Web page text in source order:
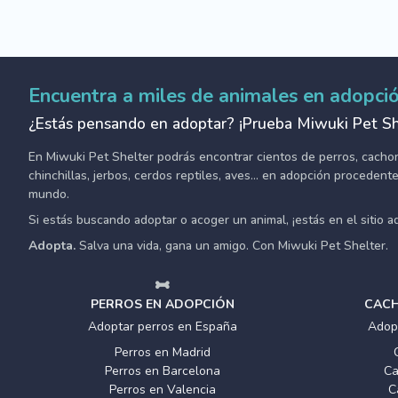
Encuentra a miles de animales en
¿Estás pensando en adoptar? ¡Prueba Miwuki Pet
En Miwuki Pet Shelter podrás encontrar cientos de perros,
chinchillas, jerbos, cerdos reptiles, aves... en adopción
mundo.
Si estás buscando adoptar o acoger un animal, ¡estás en el sitio
Adopta. Salva una vida, gana un amigo. Con Miwuki Pet Shelter.
PERROS EN ADOPCIÓN
Adoptar perros en España
Perros en Madrid
Perros en Barcelona
Perros en Valencia